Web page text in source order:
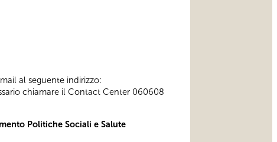
al seguente indirizzo:
chiamare il Contact Center 060608
Politiche Sociali e Salute